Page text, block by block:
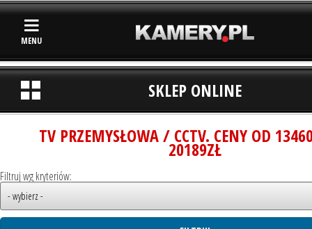
MENU
SKLEP ONLINE
TV PRZEMYSŁOWA / CCTV. CENY OD
20189ZŁ
Filtruj wg kryteriów: